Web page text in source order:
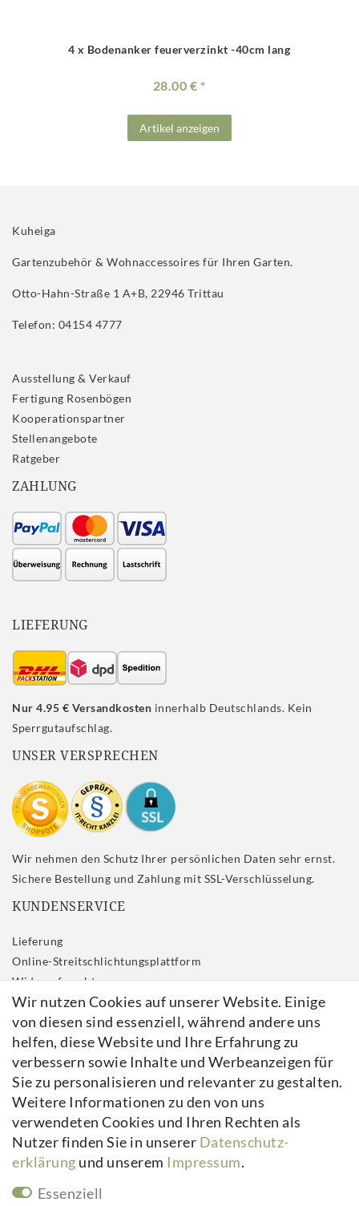
4 x Bodenanker feuerverzinkt -40cm lang
28.00 €
Artikel anzeigen
Kuheiga
Gartenzubehör & Wohnaccessoires für Ihren Garten.
Otto-Hahn-Straße 1 A+B, 22946 Trittau
Telefon: 04154 4777
Ausstellung & Verkauf
Fertigung Rosenbögen
Kooperationspartner
Stellenangebote
Ratgeber
ZAHLUNG
LIEFERUNG
Nur 4.95 € Versandkosten innerhalb Deutschlands. Kein
Sperrgutaufschlag.
UNSER VERSPRECHEN
Wir nehmen den Schutz Ihrer persönlichen Daten sehr ernst.
Sichere Bestellung und Zahlung mit SSL-Verschlüsselung.
KUNDENSERVICE
Lieferung
Online-Streitschlichtungsplattform
Widerrufs­recht
Impressum
Daten­schutz­erklärung
AGB
Kontakt
Vertrag widerrufen
Newsletter
E-MAIL **
Newsletter
Wir nutzen Cookies auf unserer Website. Einige
von diesen sind essenziell, während andere uns
helfen, diese Website und Ihre Erfahrung zu
verbessern sowie Inhalte und Werbeanzeigen für
Sie zu personalisieren und relevanter zu gestalten.
Weitere Informationen zu den von uns
verwendeten Cookies und Ihren Rechten als
Nutzer finden Sie in unserer Daten­schutz­
erklärung und unserem Impressum.
Essenziell